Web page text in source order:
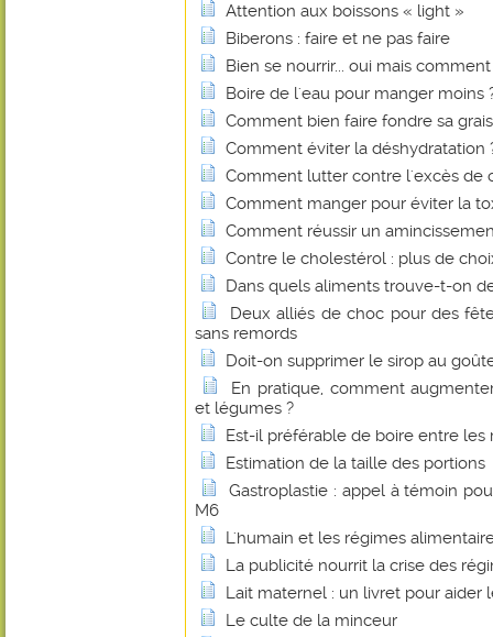
Attention aux boissons « light »
Biberons : faire et ne pas faire
Bien se nourrir... oui mais comment
Boire de l'eau pour manger moins
Comment bien faire fondre sa
Comment éviter la déshydratation
Comment lutter contre l'excès de
Comment manger pour éviter la
Comment réussir un
Contre le cholestérol : plus de
Dans quels aliments trouve-t-on
Deux alliés de choc pour des
sans remords
Doit-on supprimer le sirop au
En pratique, comment
et légumes ?
Est-il préférable de boire entre les
Estimation de la taille des portions
Gastroplastie : appel à témoin
M6
L'humain et les régimes
La publicité nourrit la crise des
Lait maternel : un livret pour aider
Le culte de la minceur